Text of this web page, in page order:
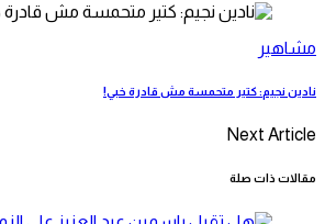
مشاهير
نادين نجيم: كتير متحمسة مش قادرة خبي!
Next Article
مقالات ذات صلة